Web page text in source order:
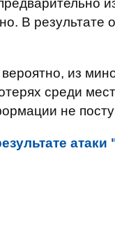
В результате
из
среди
не